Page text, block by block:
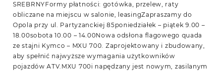
SREBRNYFormy płatności: gotówka, przelew, raty
obliczane na miejscu w salonie, leasingZapraszamy do
Opola przy ul. Partyzanckiej 85poniedziałek – piątek 9.00 –
18.00sobota 10.00 – 14.00Nowa odsłona flagowego quada
ze stajni Kymco – MXU 700. Zaprojektowany i zbudowany,
aby spełnić najwyższe wymagania użytkowników
pojazdów ATV.MXU 700i napędzany jest nowym, zasilanym